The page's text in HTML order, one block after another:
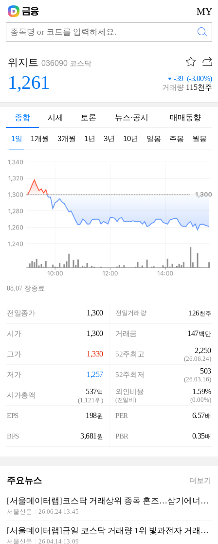
MY
위지트 036090 코스닥
1,261 -39 (-3.00%)
거래량 115천주
종합 시세 토론 뉴스·공시 매매동향
1일 1개월 3개월 1년 3년 10년 일봉 주봉 월봉
08.07 장종료
전일종가 1,300
시가 1,300
고가 1,330
저가 1,257
시가총액 537억
(1,121위)
EPS 198원
BPS 3,681 원
전일거래량 126천주
거래금 147백만
52주최고 2,250
(26.06.24)
52주최저 503
(26.03.16)
외인비율
(전일비)
1.59%
(0.00%)
PER 6.57배
PBR 0.35배
주요뉴스 더보기
[서울데이터랩]코스닥 거래상위 종목 혼조…삼기에너지솔루션즈 상한가, 모헨즈·노블엠앤비 급등
서울신문 26.06.24 13:45
[서울데이터랩]금일 코스닥 거래량 1위 빛과전자 거래대금 2212억 돌파
서울신문 26.04.14 13:09